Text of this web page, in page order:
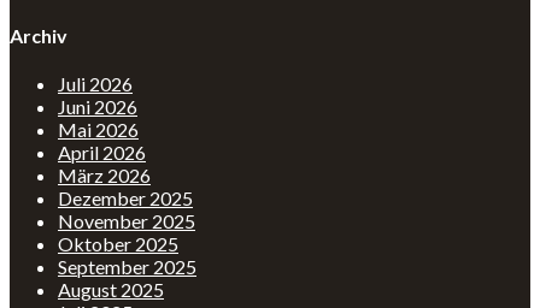
Archiv
Juli 2026
Juni 2026
Mai 2026
April 2026
März 2026
Dezember 2025
November 2025
Oktober 2025
September 2025
August 2025